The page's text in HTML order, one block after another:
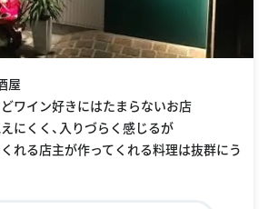
屋
ワイン好きにはたまらないお店
にくく、入りづらく感じるが
れる店主が作ってくれる料理は抜群にう